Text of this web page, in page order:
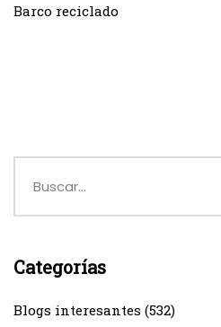
Barco reciclado
Categorías
Blogs interesantes (532)